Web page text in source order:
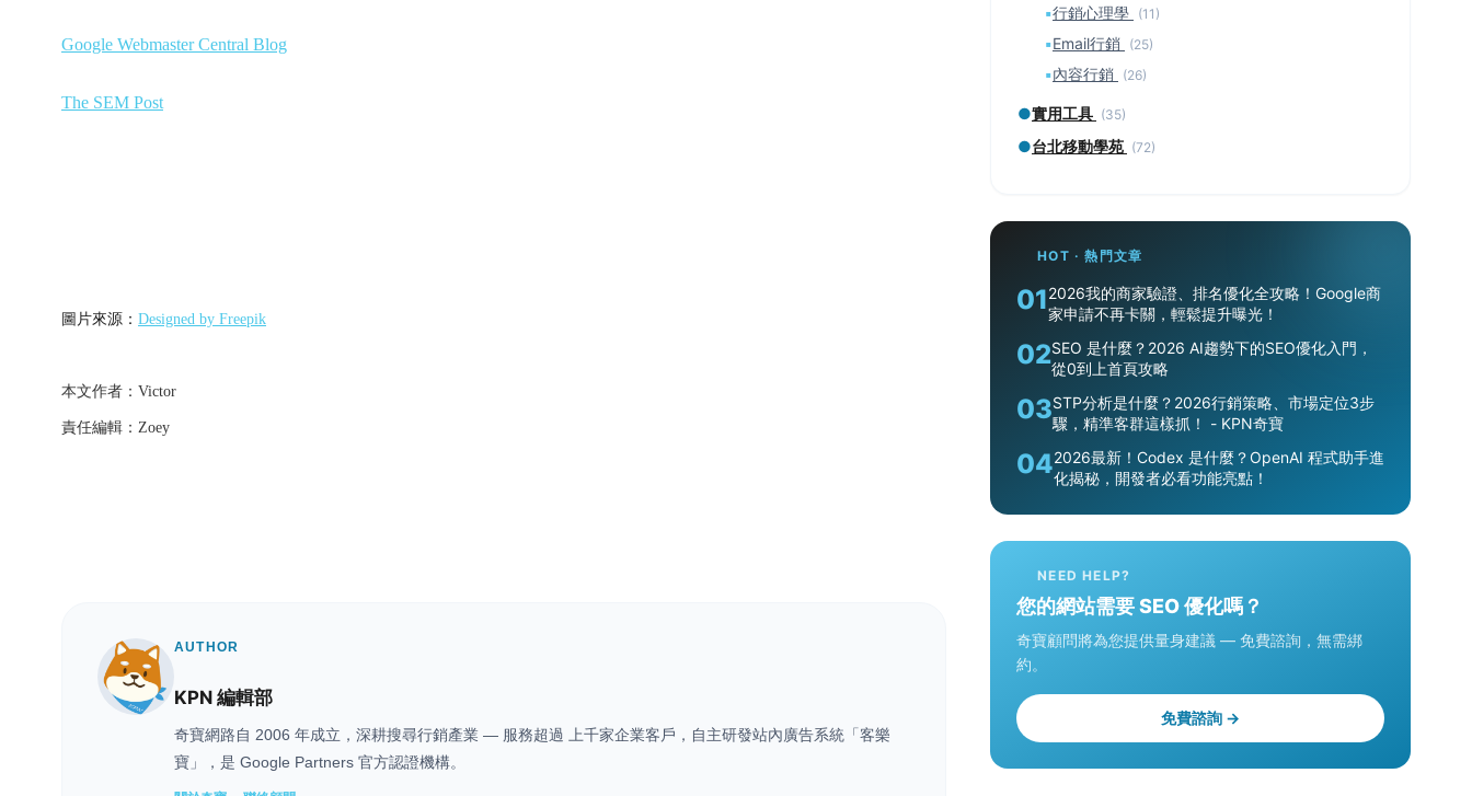
Google Webmaster Central Blog
The SEM Post
圖片來源： Designed by Freepik
本文作者：Victor
責任編輯：Zoey
AUTHOR
KPN 編輯部
奇寶網路自 2006 年成立，深耕搜尋行銷產業 — 服務超過 上千家企業客戶，自主研發站內廣告系統「客樂
寶」，是 Google Partners 官方認證機構。
▪行銷心理學 (11)
▪Email行銷 (25)
▪內容行銷 (26)
●實用工具 (35)
●台北移動學苑 (72)
HOT · 熱門文章
012026我的商家驗證、排名優化全攻略！Google商
家申請不再卡關，輕鬆提升曝光！
02SEO 是什麼？2026 AI趨勢下的SEO優化入門，
從0到上首頁攻略
03STP分析是什麼？2026行銷策略、市場定位3步
驟，精準客群這樣抓！ - KPN奇寶
042026最新！Codex 是什麼？OpenAI 程式助手進
化揭秘，開發者必看功能亮點！
NEED HELP?
您的網站需要 SEO 優化嗎？
奇寶顧問將為您提供量身建議 — 免費諮詢，無需綁
約。
免費諮詢 →